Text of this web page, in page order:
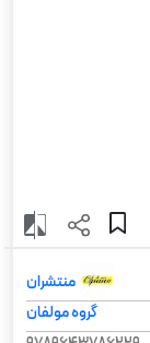
منتشران
گروه مولفان